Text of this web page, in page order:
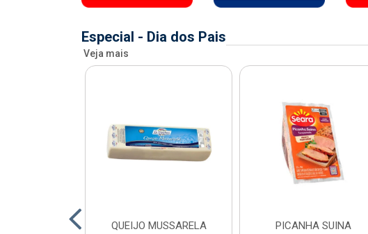
Especial - Dia dos Pais
Veja mais
QUEIJO MUSSARELA
PICANHA SUINA